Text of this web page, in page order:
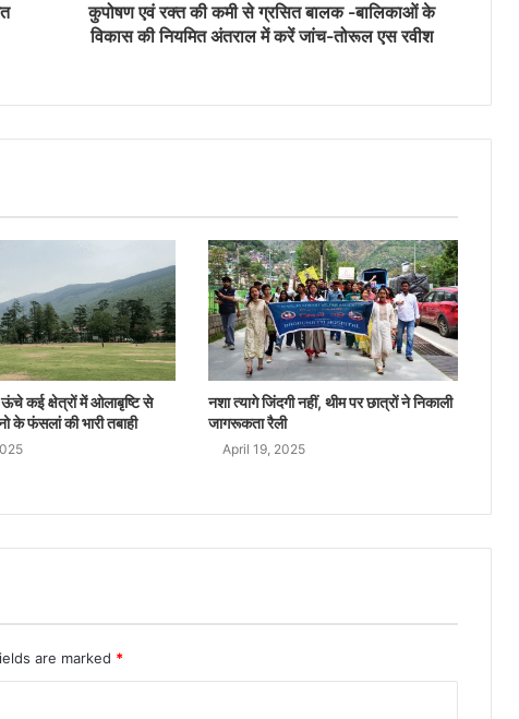
कुपोषण एवं रक्त की कमी से ग्रसित बालक -बालिकाओं के
विकास की नियमित अंतराल में करें जांच-तोरूल एस रवीश
कई क्षेत्रों में ओलाबृष्टि से
के फंसलां की भारी तबाही
नशा त्यागे जिंदगी नहीं, थीम पर छात्रों ने निकाली
जागरूकता रैली
April 19, 2025
are marked *